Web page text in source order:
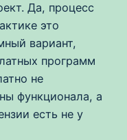
Да, процесс
это
вариант,
программ
не
функционала, а
есть не у